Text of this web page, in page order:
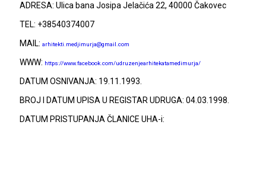
ADRESA: Ulica bana Josipa Jelačića 22, 40000 Čakovec
TEL: +38540374007
MAIL: arhitekti.medjimurja@gmail.com
WWW: https://www.facebook.com/udruzenjearhitekatamedimurja/
DATUM OSNIVANJA: 19.11.1993.
BROJ I DATUM UPISA U REGISTAR UDRUGA: 04.03.1998.
DATUM PRISTUPANJA ČLANICE UHA-i: